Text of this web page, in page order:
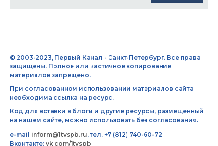
© 2003-2023, Первый Канал - Санкт-Петербург. Все права
защищены. Полное или частичное копирование
материалов запрещено.
При согласованном использовании материалов сайта
необходима ссылка на ресурс.
Код для вставки в блоги и другие ресурсы, размещенный
на нашем сайте, можно использовать без согласования.
e-mail inform@1tvspb.ru, тел. +7 (812) 740-60-72,
Вконтакте: vk.com/1tvspb